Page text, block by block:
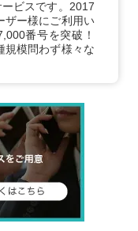
ビスです。2017
ザー様にご利用い
番号を突破！
規模問わず様々な